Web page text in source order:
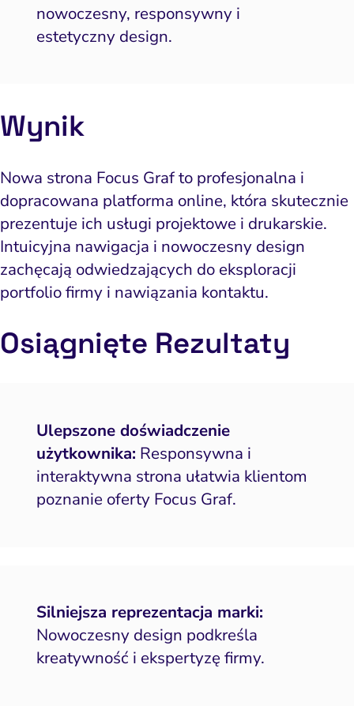
nowoczesny, responsywny i
estetyczny design.
Wynik
Nowa strona Focus Graf to profesjonalna i
dopracowana platforma online, która skutecznie
prezentuje ich usługi projektowe i drukarskie.
Intuicyjna nawigacja i nowoczesny design
zachęcają odwiedzających do eksploracji
portfolio firmy i nawiązania kontaktu.
Osiągnięte Rezultaty
Ulepszone doświadczenie
użytkownika: Responsywna i
interaktywna strona ułatwia klientom
poznanie oferty Focus Graf.
Silniejsza reprezentacja marki:
Nowoczesny design podkreśla
kreatywność i ekspertyzę firmy.